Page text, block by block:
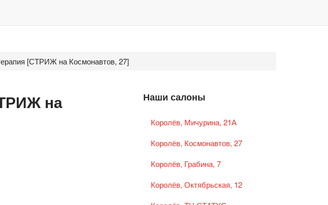
[СТРИЖ на Космонавтов, 27]
на
Наши салоны
Королёв, Мичурина, 21А
Королёв, Космонавтов, 27
Королёв, Грабина, 7
Королёв, Октябрьская, 12